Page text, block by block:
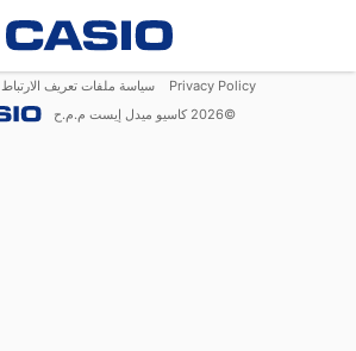
Privacy Policy سياسة ملفات تعريف الارتباط
©
2026 كاسيو ميدل إيست م.م.ح